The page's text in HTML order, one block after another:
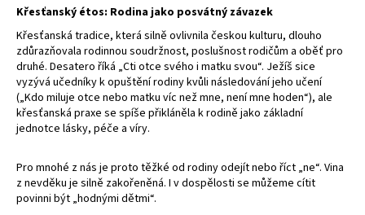
Křesťanský étos: Rodina jako posvátný závazek
Křesťanská tradice, která silně ovlivnila českou kulturu, dlouho
zdůrazňovala rodinnou soudržnost, poslušnost rodičům a oběť pro
druhé. Desatero říká „Cti otce svého i matku svou“. Ježíš sice
vyzývá učedníky k opuštění rodiny kvůli následování jeho učení
(„Kdo miluje otce nebo matku víc než mne, není mne hoden“), ale
křesťanská praxe se spíše přikláněla k rodině jako základní
jednotce lásky, péče a víry.
Pro mnohé z nás je proto těžké od rodiny odejít nebo říct „ne“. Vina
z nevděku je silně zakořeněná. I v dospělosti se můžeme cítit
povinni být „hodnými dětmi“.